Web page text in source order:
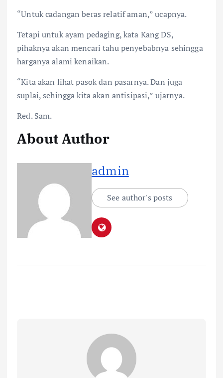
“Untuk cadangan beras relatif aman,” ucapnya.
Tetapi untuk ayam pedaging, kata Kang DS,
pihaknya akan mencari tahu penyebabnya sehingga
harganya alami kenaikan.
“Kita akan lihat pasok dan pasarnya. Dan juga
suplai, sehingga kita akan antisipasi,” ujarnya.
Red. Sam.
About Author
admin
See author's posts